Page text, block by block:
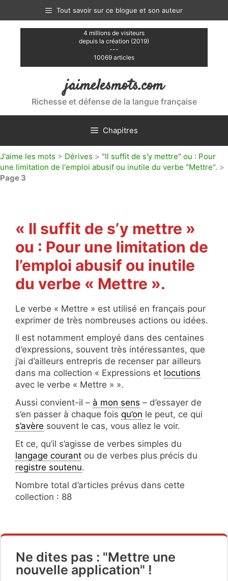
contenu
Tout savoir sur ce blogue et son auteur
4 millions de visiteurs
depuis la création (2019)
---
10069 articles
jaimelesmots.com
Richesse et défense de la langue française
Chapitres
J'aime les mots > Dérives > "Il suffit de s'y mettre" ou : Pour
une limitation de l'emploi abusif ou inutile du verbe "Mettre". >
Page 3
« Il suffit de s’y mettre »
ou : Pour une limitation de
l’emploi abusif ou inutile
du verbe « Mettre ».
Le verbe « Mettre » est utilisé en français pour
exprimer de très nombreuses actions ou idées.
Il est notamment employé dans des centaines
d’expressions, souvent très intéressantes, que
j’ai d’ailleurs entrepris de recenser par ailleurs
dans ma collection « Expressions et locutions
avec le verbe « Mettre » ».
Aussi convient-il – à mon sens – d’essayer de
s’en passer à chaque fois qu’on le peut, ce qui
s’avère souvent le cas, vous allez le voir.
Et ce, qu’il s’agisse de verbes simples du
langage courant ou de verbes plus précis du
registre soutenu.
Nombre total d’articles prévus dans cette
collection : 88
Ne dites pas : "Mettre une
nouvelle application" !